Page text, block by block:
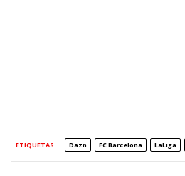
ETIQUETAS Dazn FC Barcelona LaLiga